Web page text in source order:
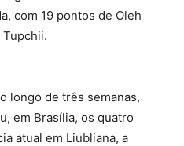
com 19 pontos de Oleh
longo de três semanas,
em Brasília, os quatro
atual em Liubliana, a